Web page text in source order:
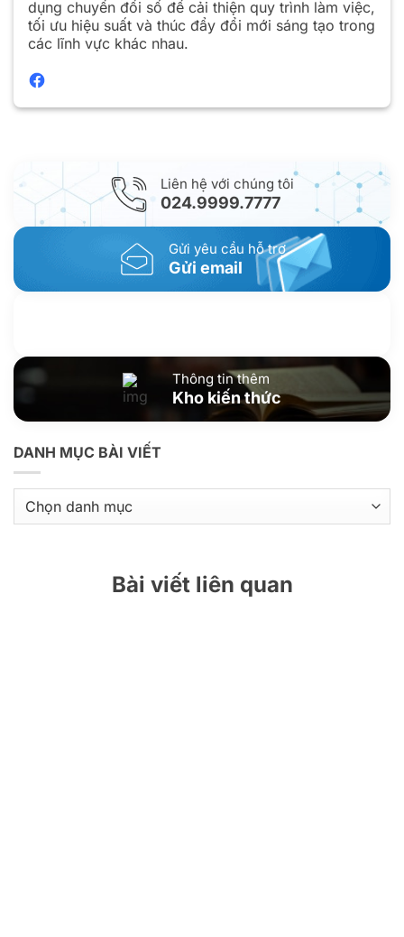
dụng chuyển đổi số để cải thiện quy trình làm việc,
tối ưu hiệu suất và thúc đẩy đổi mới sáng tạo trong
các lĩnh vực khác nhau.
Liên hệ với chúng tôi
024.9999.7777
Gửi yêu cầu hỗ trợ
Gửi email
Thông tin thêm
Kho kiến thức
DANH MỤC BÀI VIẾT
mục
bài
Bài viết liên quan